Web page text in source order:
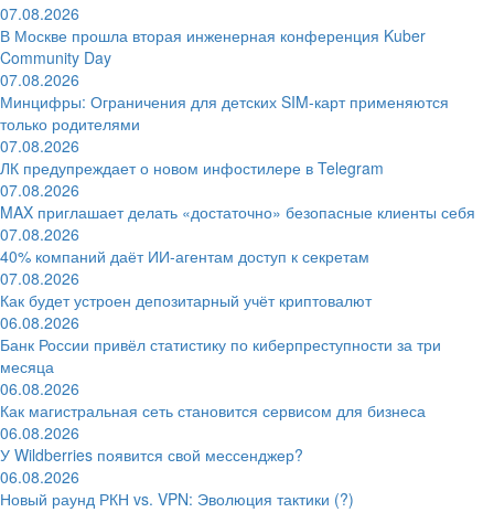
07.08.2026
В Москве прошла вторая инженерная конференция Kuber
Community Day
07.08.2026
Минцифры: Ограничения для детских SIM-карт применяются
только родителями
07.08.2026
ЛК предупреждает о новом инфостилере в Telegram
07.08.2026
MAX приглашает делать «достаточно» безопасные клиенты себя
07.08.2026
40% компаний даёт ИИ‑агентам доступ к секретам
07.08.2026
Как будет устроен депозитарный учёт криптовалют
06.08.2026
Банк России привёл статистику по киберпреступности за три
месяца
06.08.2026
Как магистральная сеть становится сервисом для бизнеса
06.08.2026
У Wildberries появится свой мессенджер?
06.08.2026
Новый раунд РКН vs. VPN: Эволюция тактики (?)